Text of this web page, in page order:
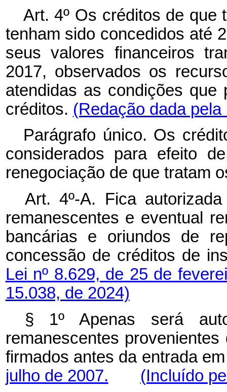
Art. 4º Os créditos de que
tenham sido concedidos até
seus valores financeiros
2017, observados os
atendidas as condições que
créditos. (Redação dada pela
Parágrafo único. Os
considerados para efeito
renegociação de que tratam
Art. 4º-A. Fica
remanescentes e eventual
bancárias e oriundos de
concessão de créditos de
Lei nº 8.629, de 25 de
15.038, de 2024)
§ 1º Apenas será
remanescentes
firmados antes da entrada
julho de 2007.
(Incluído